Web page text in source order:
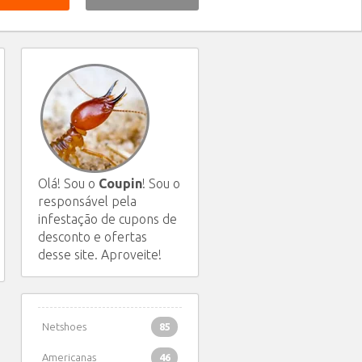
Olá! Sou o Coupin! Sou o
responsável pela
infestação de cupons de
desconto e ofertas
desse site. Aproveite!
Netshoes 85
Americanas 46